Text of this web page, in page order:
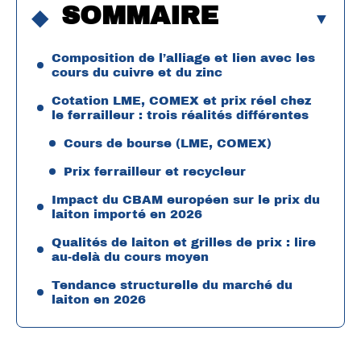
SOMMAIRE
Composition de l’alliage et lien avec les
cours du cuivre et du zinc
Cotation LME, COMEX et prix réel chez
le ferrailleur : trois réalités différentes
Cours de bourse (LME, COMEX)
Prix ferrailleur et recycleur
Impact du CBAM européen sur le prix du
laiton importé en 2026
Qualités de laiton et grilles de prix : lire
au-delà du cours moyen
Tendance structurelle du marché du
laiton en 2026